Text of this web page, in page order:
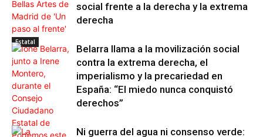
Estatal
social frente a la derecha y la extrema
derecha
Belarra llama a la movilización social
contra la extrema derecha, el
imperialismo y la precariedad en
España: “El miedo nunca conquistó
derechos”
Ni guerra del agua ni consenso verde: